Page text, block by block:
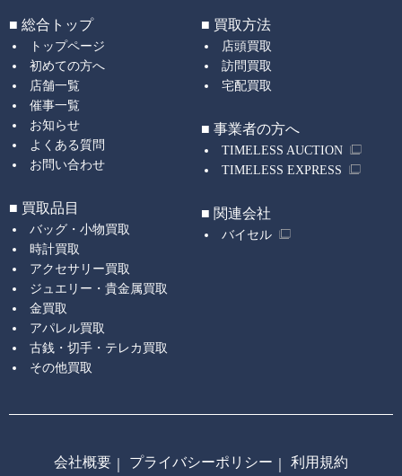
■ 総合トップ
トップページ
初めての方へ
店舗一覧
催事一覧
お知らせ
よくある質問
お問い合わせ
■ 買取品目
バッグ・小物買取
時計買取
アクセサリー買取
ジュエリー・貴金属買取
金買取
アパレル買取
古銭・切手・テレカ買取
その他買取
■ 買取方法
店頭買取
訪問買取
宅配買取
■ 事業者の方へ
TIMELESS AUCTION
TIMELESS EXPRESS
■ 関連会社
バイセル
会社概要 プライバシーポリシー
利用規約